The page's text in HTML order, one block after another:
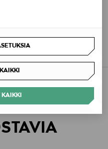
KAIKKI